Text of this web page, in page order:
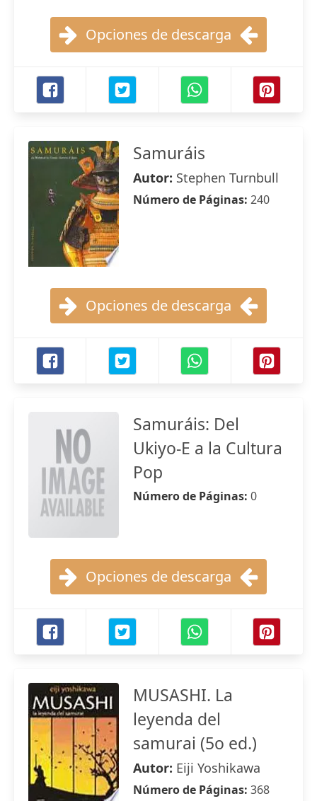
Opciones de descarga
Samuráis
Autor: Stephen Turnbull
Número de Páginas: 240
Opciones de descarga
Samuráis: Del
Ukiyo-E a la Cultura
Pop
Número de Páginas: 0
Opciones de descarga
MUSASHI. La
leyenda del
samurai (5o ed.)
Autor: Eiji Yoshikawa
Número de Páginas: 368